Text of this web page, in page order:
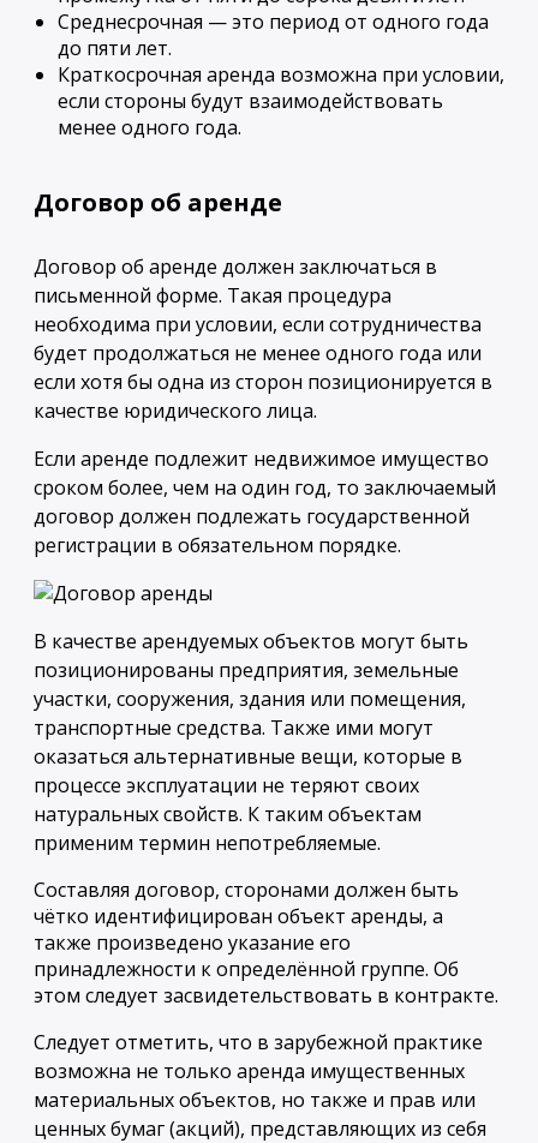
Среднесрочная — это период от одного года
до пяти лет.
Краткосрочная аренда возможна при условии,
если стороны будут взаимодействовать
менее одного года.
Договор об аренде
Договор об аренде должен заключаться в
письменной форме. Такая процедура
необходима при условии, если сотрудничества
будет продолжаться не менее одного года или
если хотя бы одна из сторон позиционируется в
качестве юридического лица.
Если аренде подлежит недвижимое имущество
сроком более, чем на один год, то заключаемый
договор должен подлежать государственной
регистрации в обязательном порядке.
В качестве арендуемых объектов могут быть
позиционированы предприятия, земельные
участки, сооружения, здания или помещения,
транспортные средства. Также ими могут
оказаться альтернативные вещи, которые в
процессе эксплуатации не теряют своих
натуральных свойств. К таким объектам
применим термин непотребляемые.
Составляя договор, сторонами должен быть
чётко идентифицирован объект аренды, а
также произведено указание его
принадлежности к определённой группе. Об
этом следует засвидетельствовать в контракте.
Следует отметить, что в зарубежной практике
возможна не только аренда имущественных
материальных объектов, но также и прав или
ценных бумаг (акций), представляющих из себя